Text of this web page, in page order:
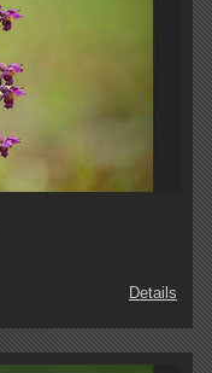
Details